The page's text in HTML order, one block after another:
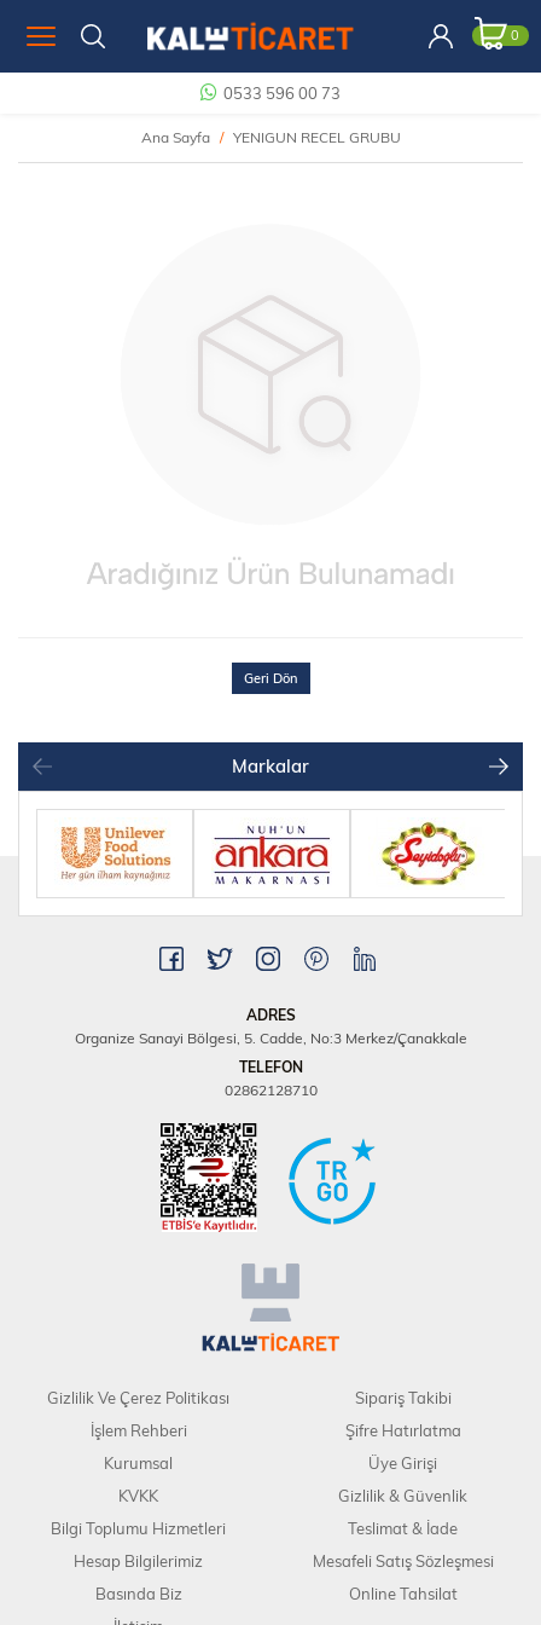
0
0533 596 00 73
Ana Sayfa YENIGUN RECEL GRUBU
Geri Dön
Markalar
ADRES
Organize Sanayi Bölgesi, 5. Cadde, No:3 Merkez/Çanakkale
TELEFON
02862128710
Gizlilik Ve Çerez Politikası
İşlem Rehberi
Kurumsal
KVKK
Bilgi Toplumu Hizmetleri
Hesap Bilgilerimiz
Basında Biz
Sipariş Takibi
Şifre Hatırlatma
Üye Girişi
Gizlilik & Güvenlik
Teslimat & İade
Mesafeli Satış Sözleşmesi
Online Tahsilat